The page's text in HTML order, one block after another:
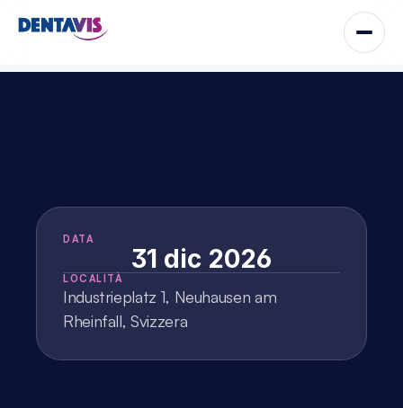
ENDORET®
DATA
31 dic 2026
LOCALITÀ
Industrieplatz 1, Neuhausen am
Rheinfall, Svizzera